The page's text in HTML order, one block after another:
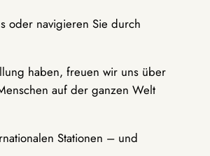
oder navigieren Sie durch
haben, freuen wir uns über
auf der ganzen Welt
Stationen – und